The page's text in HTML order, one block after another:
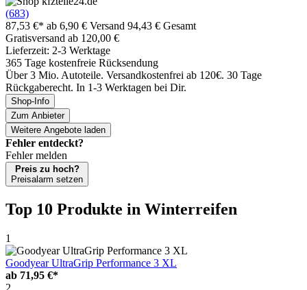
(683)
87,53 €* ab 6,90 € Versand 94,43 € Gesamt
Gratisversand ab 120,00 €
Lieferzeit: 2-3 Werktage
365 Tage kostenfreie Rücksendung
Über 3 Mio. Autoteile. Versandkostenfrei ab 120€. 30 Tage
Rückgaberecht. In 1-3 Werktagen bei Dir.
Shop-Info
Zum Anbieter
Weitere Angebote laden
Fehler entdeckt?
Fehler melden
Preis zu hoch?
Preisalarm setzen
Top 10 Produkte in Winterreifen
1
Goodyear UltraGrip Performance 3 XL
ab 71,95 €*
2